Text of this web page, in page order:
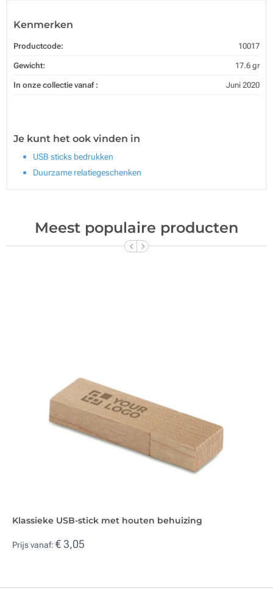
Kenmerken
Productcode: 10017
Gewicht: 17.6 gr
In onze collectie vanaf : Juni 2020
Je kunt het ook vinden in
USB sticks bedrukken
Duurzame relatiegeschenken
Meest populaire producten
Klassieke USB-stick met houten behuizing
Prijs vanaf: € 3,05